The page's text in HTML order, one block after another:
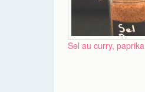
Sel au curry,